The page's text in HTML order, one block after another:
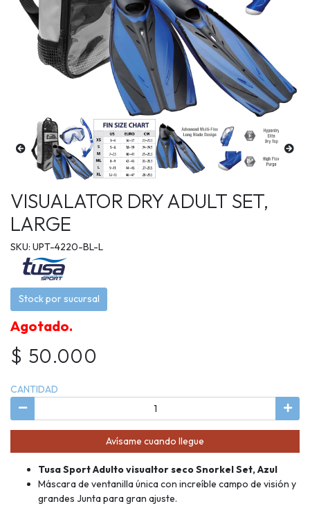
VISUALATOR DRY ADULT SET,
LARGE
SKU: UPT-4220-BL-L
Stock por sucursal
Agotado.
$ 50.000
CANTIDAD
Avísame cuando llegue
Tusa Sport Adulto visualtor seco Snorkel Set, Azul
Máscara de ventanilla única con increíble campo de visión y
grandes Junta para gran ajuste.